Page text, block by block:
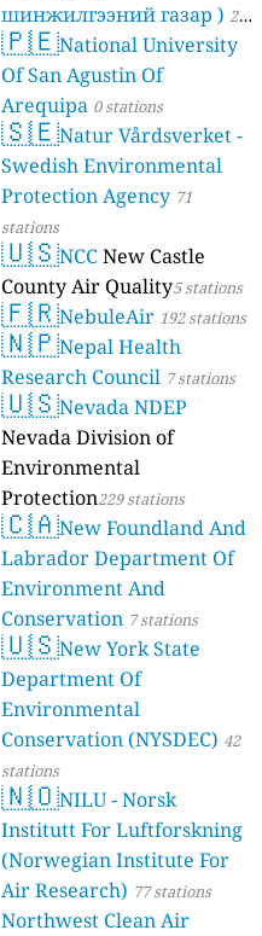
шинжилгээний газар ) 21
stations
🇵🇪National University
Of San Agustin Of
Arequipa 0 stations
🇸🇪Natur Vårdsverket -
Swedish Environmental
Protection Agency 71
stations
🇺🇸NCCNew Castle
County Air Quality5 stations
🇫🇷NebuleAir 192 stations
🇳🇵Nepal Health
Research Council 7 stations
🇺🇸Nevada NDEP
Nevada Division of
Environmental
Protection229 stations
🇨🇦New Foundland And
Labrador Department Of
Environment And
Conservation 7 stations
🇺🇸New York State
Department Of
Environmental
Conservation (NYSDEC) 42
stations
🇳🇴NILU - Norsk
Institutt For Luftforskning
(Norwegian Institute For
Air Research) 77 stations
Northwest Clean Air